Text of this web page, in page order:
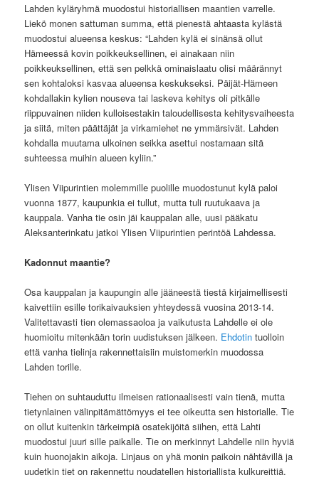
Lahden kyläryhmä muodostui historiallisen maantien varrelle.
Liekö monen sattuman summa, että pienestä ahtaasta kylästä
muodostui alueensa keskus: “Lahden kylä ei sinänsä ollut
Hämeessä kovin poikkeuksellinen, ei ainakaan niin
poikkeuksellinen, että sen pelkkä ominaislaatu olisi määrännyt
sen kohtaloksi kasvaa alueensa keskukseksi. Päijät-Hämeen
kohdallakin kylien nouseva tai laskeva kehitys oli pitkälle
riippuvainen niiden kulloisestakin taloudellisesta kehitysvaiheesta
ja siitä, miten päättäjät ja virkamiehet ne ymmärsivät. Lahden
kohdalla muutama ulkoinen seikka asettui nostamaan sitä
suhteessa muihin alueen kyliin.”
Ylisen Viipurintien molemmille puolille muodostunut kylä paloi
vuonna 1877, kaupunkia ei tullut, mutta tuli ruutukaava ja
kauppala. Vanha tie osin jäi kauppalan alle, uusi pääkatu
Aleksanterinkatu jatkoi Ylisen Viipurintien perintöä Lahdessa.
Kadonnut maantie?
Osa kauppalan ja kaupungin alle jääneestä tiestä kirjaimellisesti
kaivettiin esille torikaivauksien yhteydessä vuosina 2013-14.
Valitettavasti tien olemassaoloa ja vaikutusta Lahdelle ei ole
huomioitu mitenkään torin uudistuksen jälkeen. Ehdotin tuolloin
että vanha tielinja rakennettaisiin muistomerkin muodossa
Lahden torille.
Tiehen on suhtauduttu ilmeisen rationaalisesti vain tienä, mutta
tietynlainen välinpitämättömyys ei tee oikeutta sen historialle. Tie
on ollut kuitenkin tärkeimpiä osatekijöitä siihen, että Lahti
muodostui juuri sille paikalle. Tie on merkinnyt Lahdelle niin hyviä
kuin huonojakin aikoja. Linjaus on yhä monin paikoin nähtävillä ja
uudetkin tiet on rakennettu noudatellen historiallista kulkureittiä.